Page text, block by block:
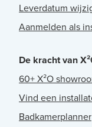
Leverdatum
Aanmelden als
De kracht van
60+ X²O
Vind een
Badkamerplanner